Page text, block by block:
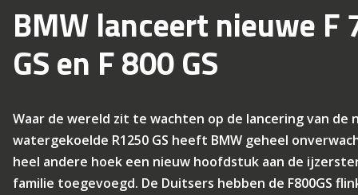
BMW lanceert nieuwe F
GS en F 800 GS
Waar de wereld zit te wachten op de lancering van de
watergekoelde R1250 GS heeft BMW geheel
heel andere hoek een nieuw hoofdstuk aan de
familie toegevoegd. De Duitsers hebben de F800GS